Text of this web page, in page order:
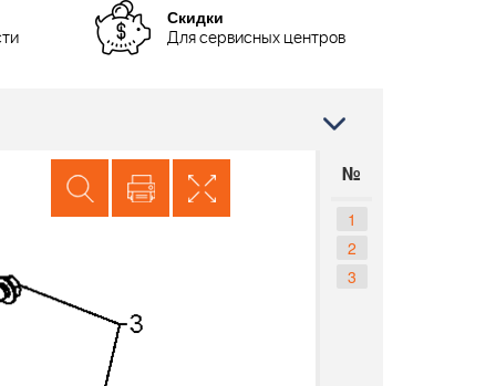
Скидки
Для сервисных центров
№
1
2
3